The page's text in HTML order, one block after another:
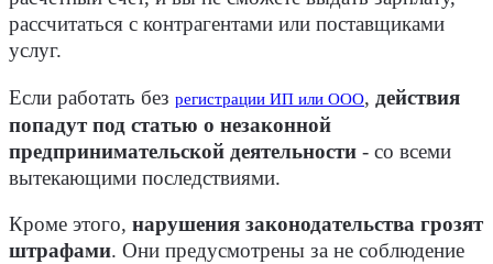
рассчитаться с контрагентами или поставщиками
услуг.
Если работать без регистрации ИП или ООО, действия
попадут под статью о незаконной
предпринимательской деятельности - со всеми
вытекающими последствиями.
Кроме этого, нарушения законодательства грозят
штрафами. Они предусмотрены за не соблюдение